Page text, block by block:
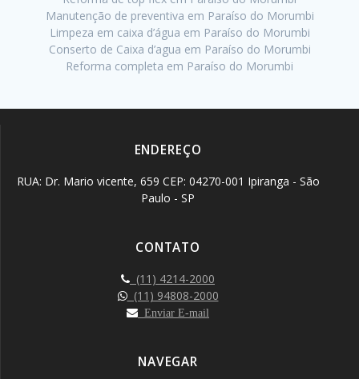
Manutenção de preventiva em Paraíso do Morumbi
Limpeza em caixa d’água em Paraíso do Morumbi
Conserto de Caixa d’agua em Paraíso do Morumbi
Reforma completa em Paraíso do Morumbi
ENDEREÇO
RUA: Dr. Mario vicente, 659 CEP: 04270-001 Ipiranga - São
Paulo - SP
CONTATO
(11) 4214-2000
(11) 94808-2000
Enviar E-mail
NAVEGAR